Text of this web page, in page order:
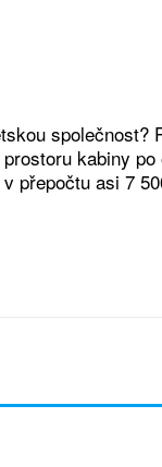
kabiny
asi 7